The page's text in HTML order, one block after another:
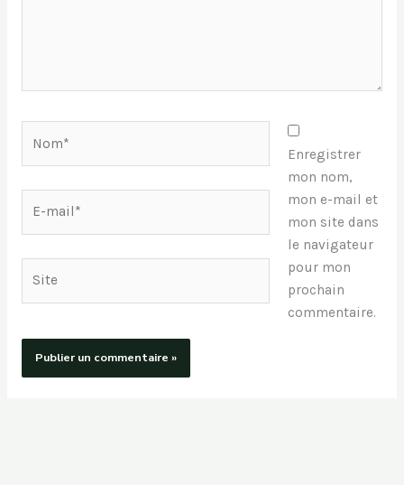
Enregistrer
mon nom,
mon e-mail et
mon site dans
le navigateur
pour mon
prochain
commentaire.